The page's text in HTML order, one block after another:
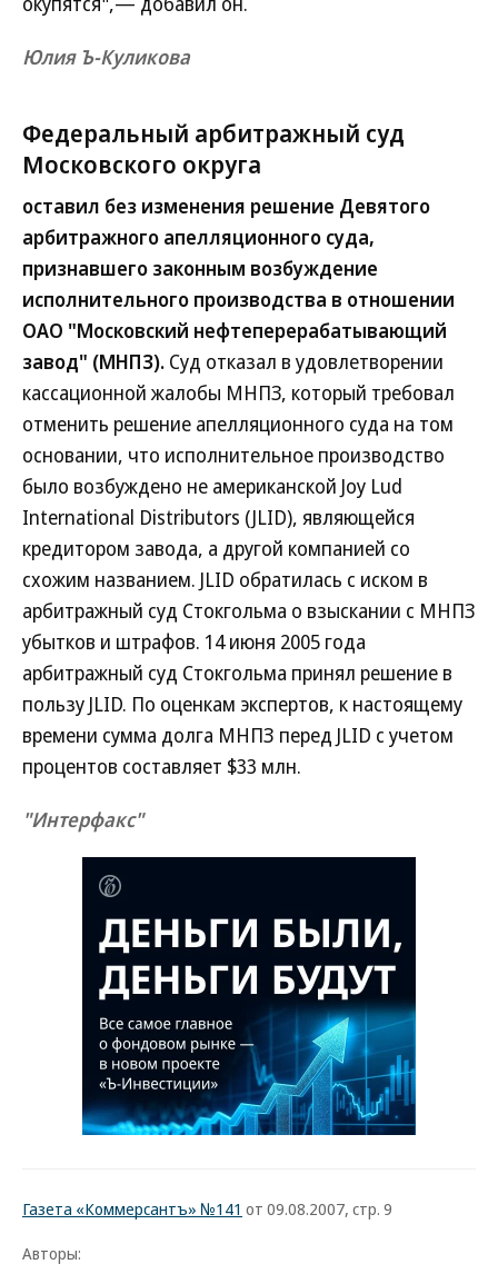
Юлия Ъ-Куликова
Федеральный арбитражный суд
Московского округа
оставил без изменения решение Девятого
арбитражного апелляционного суда,
признавшего законным возбуждение
исполнительного производства в отношении
ОАО "Московский нефтеперерабатывающий
завод" (МНПЗ). Суд отказал в удовлетворении
кассационной жалобы МНПЗ, который требовал
отменить решение апелляционного суда на том
основании, что исполнительное производство
было возбуждено не американской Joy Lud
International Distributors (JLID), являющейся
кредитором завода, а другой компанией со
схожим названием. JLID обратилась с иском в
арбитражный суд Стокгольма о взыскании с МНПЗ
убытков и штрафов. 14 июня 2005 года
арбитражный суд Стокгольма принял решение в
пользу JLID. По оценкам экспертов, к настоящему
времени сумма долга МНПЗ перед JLID с учетом
процентов составляет $33 млн.
"Интерфакс"
Газета «Коммерсантъ» №141 от 09.08.2007, стр. 9
Авторы: